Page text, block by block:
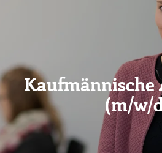
Kaufmännische
(m/w/